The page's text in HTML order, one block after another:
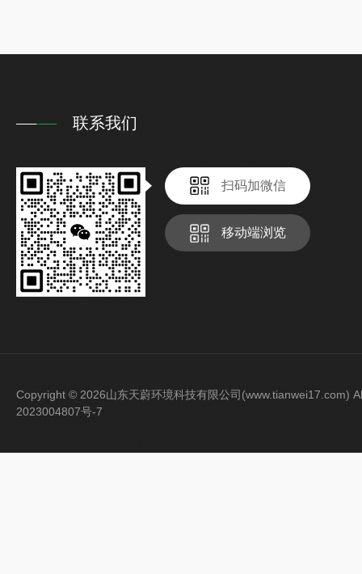
联系我们
扫码加微信
移动端浏览
Copyright © 2026山东天蔚环境科技有限公司(www.tianwei17.com)
2023004807号-7